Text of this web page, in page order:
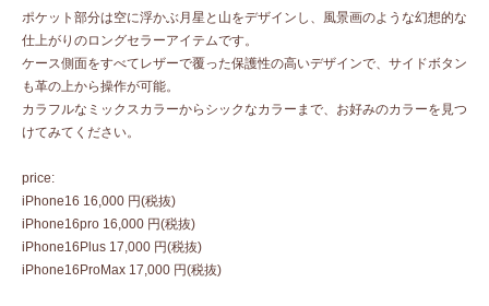
ポケット部分は空に浮かぶ月星と山をデザインし、風景画のような幻想的な
仕上がりのロングセラーアイテムです。
ケース側面をすべてレザーで覆った保護性の高いデザインで、サイドボタン
も革の上から操作が可能。
カラフルなミックスカラーからシックなカラーまで、お好みのカラーを見つ
けてみてください。
price:
iPhone16 16,000 円(税抜)
iPhone16pro 16,000 円(税抜)
iPhone16Plus 17,000 円(税抜)
iPhone16ProMax 17,000 円(税抜)